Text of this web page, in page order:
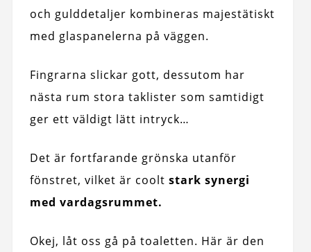
och gulddetaljer kombineras majestätiskt
med glaspanelerna på väggen.
Fingrarna slickar gott, dessutom har
nästa rum stora taklister som samtidigt
ger ett väldigt lätt intryck…
Det är fortfarande grönska utanför
fönstret, vilket är coolt stark synergi
med vardagsrummet.
Okej, låt oss gå på toaletten. Här är den